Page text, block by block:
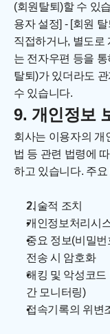
(회원탈퇴)할 수 있
용자 설정] - [회원
직접하거나, 별도로
는 전자우편 등을
탈퇴)가 있더라도
수 있습니다.
9. 개인정보
회사는 이용자의 개
법 등 관련 법령에
하고 있습니다. 주
기술적 조치
개인정보처리시
중요 정보(비밀
전송 시 암호화
해킹 및 악성코드
간 모니터링)
접속기록의 위변